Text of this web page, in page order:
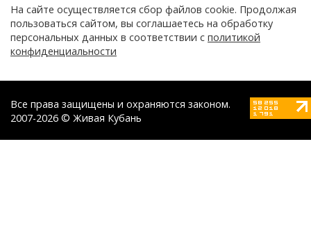
На сайте осуществляется сбор файлов cookie. Продолжая
пользоваться сайтом, вы соглашаетесь на обработку
персональных данных в соответствии с политикой
конфиденциальности
Все права защищены и охраняются законом.
2007-2026 © Живая Кубань